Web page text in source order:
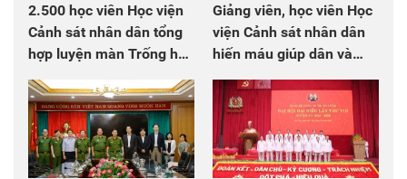
2.500 học viên Học viện
Cảnh sát nhân dân tổng
hợp luyện màn Trống hội
Giảng viên, học viên Học
viện Cảnh sát nhân dân
hiến máu giúp dân và